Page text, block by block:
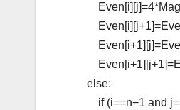
else:
if(i==n−1 and